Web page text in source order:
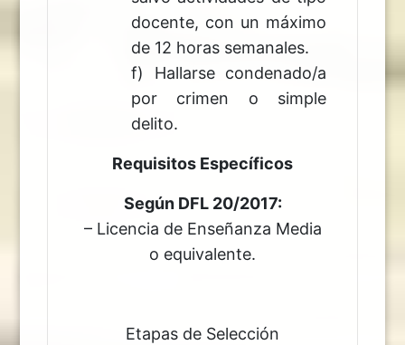
docente, con un máximo
de 12 horas semanales.
f) Hallarse condenado/a
por crimen o simple
delito.
Requisitos Específicos
Según DFL 20/2017:
– Licencia de Enseñanza Media
o equivalente.
Etapas de Selección